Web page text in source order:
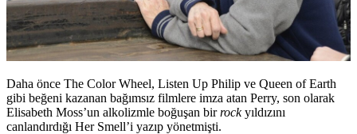
Daha önce The Color Wheel, Listen Up Philip ve Queen of Earth
gibi beğeni kazanan bağımsız filmlere imza atan Perry, son olarak
Elisabeth Moss’un alkolizmle boğuşan birrockyıldızını
canlandırdığı Her Smell’i yazıp yönetmişti.